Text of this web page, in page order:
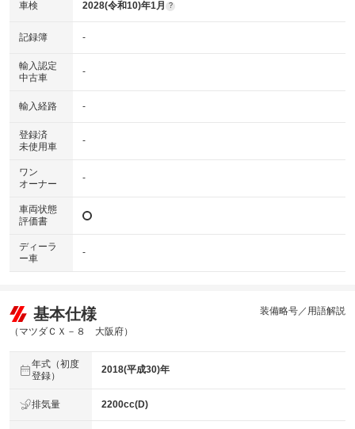
車検 2028(令和10)年1月 ?
記録簿 -
輸入認定
中古車
-
輸入経路 -
登録済
未使用車
-
ワン
オーナー
-
車両状態
評価書
ディーラ
ー車
-
基本仕様
（マツダＣＸ－８ 大阪府）
装備略号／用語解説
年式（初度
登録）
2018(平成30)年
排気量 2200cc(D)